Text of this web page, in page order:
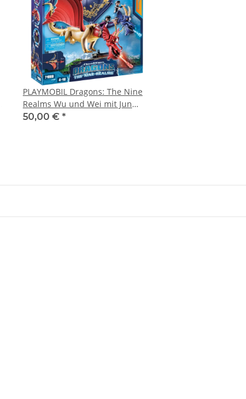
PLAYMOBIL Dragons: The Nine
Realms Wu und Wei mit Jun
71080
50,00 € *